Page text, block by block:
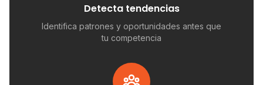
Detecta tendencias
Identifica patrones y oportunidades antes que
tu competencia